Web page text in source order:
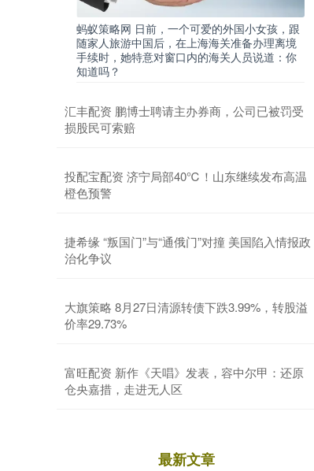
蚂蚁策略网 日前，一个可爱的外国小女孩，跟
随家人旅游中国后，在上海海关准备办理离境
手续时，她特意对窗口内的海关人员说道：你
知道吗？
汇丰配资 鹏博士聘请主办券商，公司已被罚受
损股民可索赔
投配宝配资 济宁局部40℃！山东继续发布高温
橙色预警
捷希缘 “叛国门”与“通俄门”对撞 美国陷入情报政
治化争议
大旗策略 8月27日清源转债下跌3.99%，转股溢
价率29.73%
富旺配资 新作《天唱》发表，容中尔甲：还原
仓央嘉措，走进无人区
最新文章